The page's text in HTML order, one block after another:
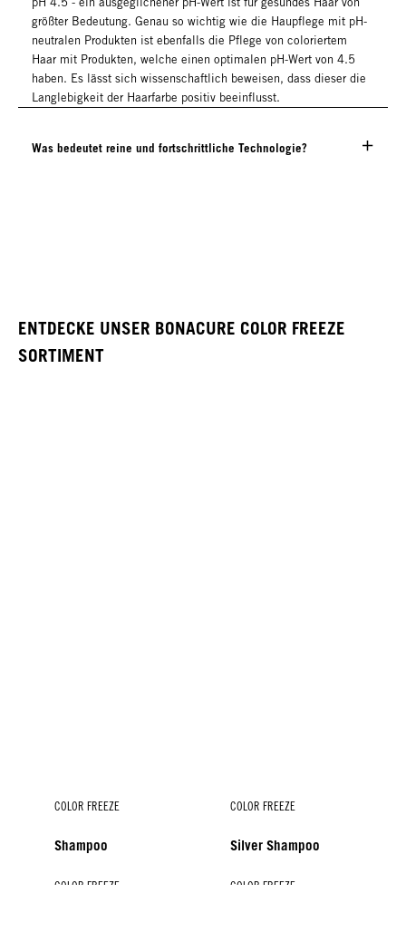
größter Bedeutung. Genau so wichtig wie die Haupflege mit pH-
neutralen Produkten ist ebenfalls die Pflege von coloriertem
Haar mit Produkten, welche einen optimalen pH-Wert von 4.5
haben. Es lässt sich wissenschaftlich beweisen, dass dieser die
Langlebigkeit der Haarfarbe positiv beeinflusst.
Was bedeutet reine und fortschrittliche Technologie?
ENTDECKE UNSER BONACURE COLOR FREEZE
SORTIMENT
COLOR FREEZE
Shampoo
COLOR FREEZE
Silver Shampoo
COLOR FREEZE COLOR FREEZE